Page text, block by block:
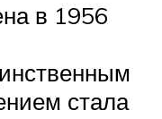
в 1956
стала